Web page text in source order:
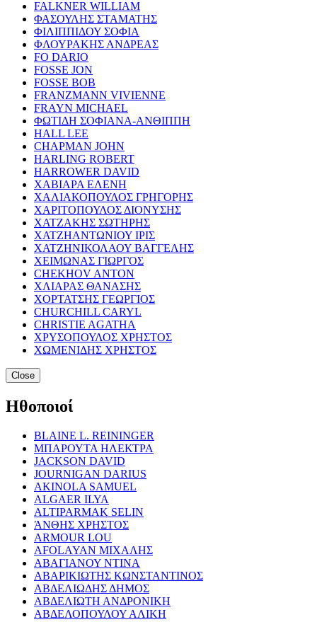
FALKNER WILLIAM
ΦΑΣΟΥΛΗΣ ΣΤΑΜΑΤΗΣ
ΦΙΛΙΠΠΙΔΟΥ ΣΟΦΙΑ
ΦΛΟΥΡΑΚΗΣ ΑΝΔΡΕΑΣ
FO DARIO
FOSSE JON
FOSSE BOB
FRANZMANN VIVIENNE
FRAYN MICHAEL
ΦΩΤΙΔΗ ΣΟΦΙΑΝΑ-ΑΝΘΙΠΠΗ
HALL LEE
CHAPMAN JOHN
HARLING ROBERT
HARROWER DAVID
ΧΑΒΙΑΡΑ ΕΛΕΝΗ
ΧΑΛΙΑΚΟΠΟΥΛΟΣ ΓΡΗΓΟΡΗΣ
ΧΑΡΙΤΟΠΟΥΛΟΣ ΔΙΟΝΥΣΗΣ
ΧΑΤΖΑΚΗΣ ΣΩΤΗΡΗΣ
ΧΑΤΖΗΑΝΤΩΝΙΟΥ ΙΡΙΣ
ΧΑΤΖΗΝΙΚΟΛΑΟΥ ΒΑΓΓΕΛΗΣ
ΧΕΙΜΩΝΑΣ ΓΙΩΡΓΟΣ
CHEKHOV ANTON
ΧΛΙΑΡΑΣ ΘΑΝΑΣΗΣ
ΧΟΡΤΑΤΣΗΣ ΓΕΩΡΓΙΟΣ
CHURCHILL CARYL
CHRISTIE AGATHA
ΧΡΥΣΟΠΟΥΛΟΣ ΧΡΗΣΤΟΣ
ΧΩΜΕΝΙΔΗΣ ΧΡΗΣΤΟΣ
Close
Ηθοποιοί
BLAINE L. REININGER
ΜΠΑΡΟΥΤΑ ΗΛΕΚΤΡΑ
JACKSON DAVID
JOURNIGAN DARIUS
AKINOLA SAMUEL
ALGAER ILYA
ALTIPARMAK SELIN
ΆΝΘΗΣ ΧΡΗΣΤΟΣ
ARMOUR LOU
AFOLAYAN ΜΙΧΑΛΗΣ
ΑΒΑΓΙΑΝΟΥ ΝΤΙΝΑ
ΑΒΑΡΙΚΙΩΤΗΣ ΚΩΝΣΤΑΝΤΙΝΟΣ
ΑΒΔΕΛΙΩΔΗΣ ΔΗΜΟΣ
ΑΒΔΕΛΙΩΤΗ ΑΝΔΡΟΝΙΚΗ
ΑΒΔΕΛΟΠΟΥΛΟΥ ΑΛΙΚΗ